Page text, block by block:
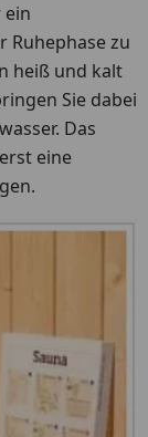
ein
Ruhephase zu
heiß und kalt
Sie dabei
Das
eine